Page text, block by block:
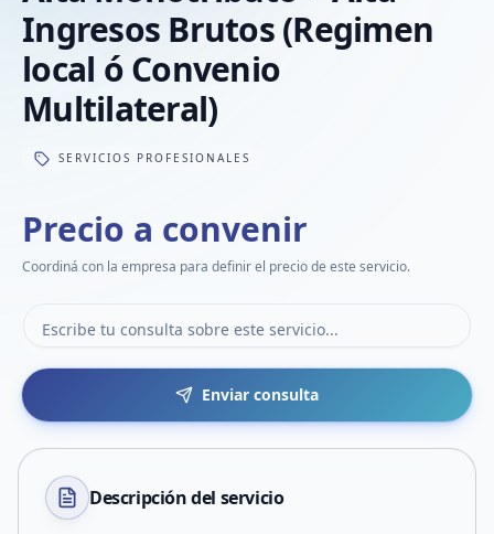
Ingresos Brutos (Regimen
local ó Convenio
Multilateral)
SERVICIOS PROFESIONALES
Precio a convenir
Coordiná con la empresa para definir el precio de este servicio.
Enviar consulta
Descripción del servicio